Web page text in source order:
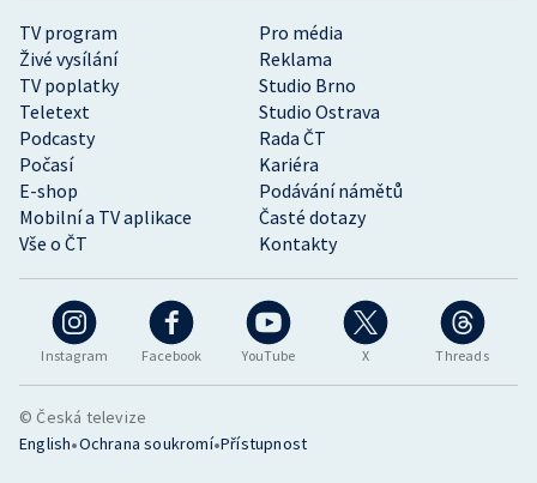
Instagram Facebook YouTube X Threads
TV program
Pro média
Živé vysílání
Reklama
TV poplatky
Studio Brno
Teletext
Studio Ostrava
Podcasty
Rada ČT
Počasí
Kariéra
E-shop
Podávání námětů
Mobilní a TV aplikace
Časté dotazy
Vše o ČT
Kontakty
© Česká televize
English•Ochrana soukromí•Přístupnost